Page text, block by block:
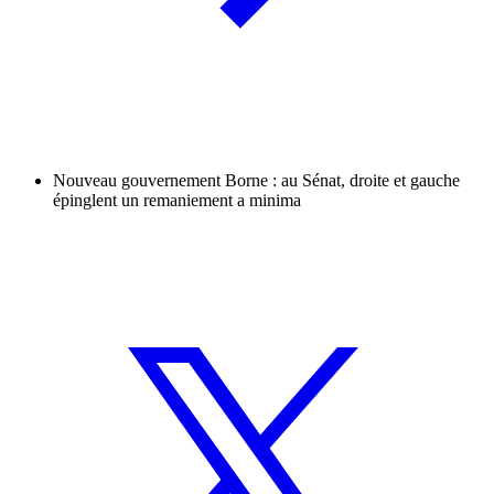
Nouveau gouvernement Borne : au Sénat, droite et gauche
épinglent un remaniement a minima